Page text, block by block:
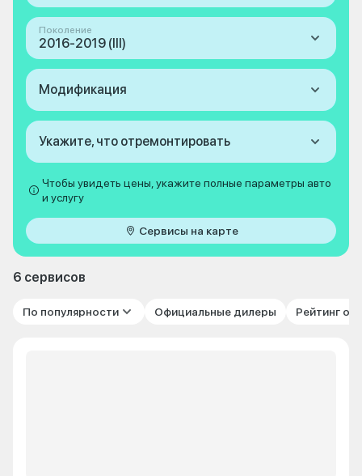
Поколение
2016-2019 (III)
Модификация
Укажите, что отремонтировать
Чтобы увидеть цены, укажите полные параметры авто
и услугу
Сервисы на карте
6 сервисов
По популярности Официальные дилеры Рейтинг